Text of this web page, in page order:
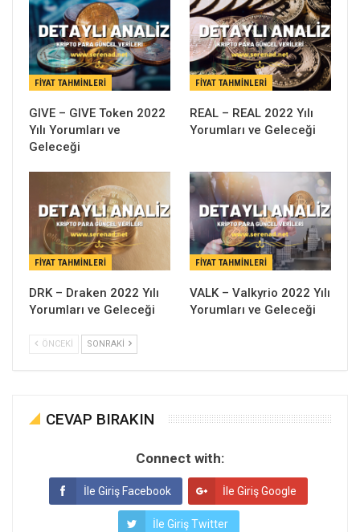
FIYAT TAHMINLERI
GIVE – GIVE Token 2022
Yılı Yorumları ve
Geleceği
FIYAT TAHMINLERI
REAL – REAL 2022 Yılı
Yorumları ve Geleceği
FIYAT TAHMINLERI
DRK – Draken 2022 Yılı
Yorumları ve Geleceği
FIYAT TAHMINLERI
VALK – Valkyrio 2022 Yılı
Yorumları ve Geleceği
ÖNCEKI SONRAKI
CEVAP BIRAKIN
Connect with:
İle Giriş Facebook İle Giriş Google
İle Giriş Twitter